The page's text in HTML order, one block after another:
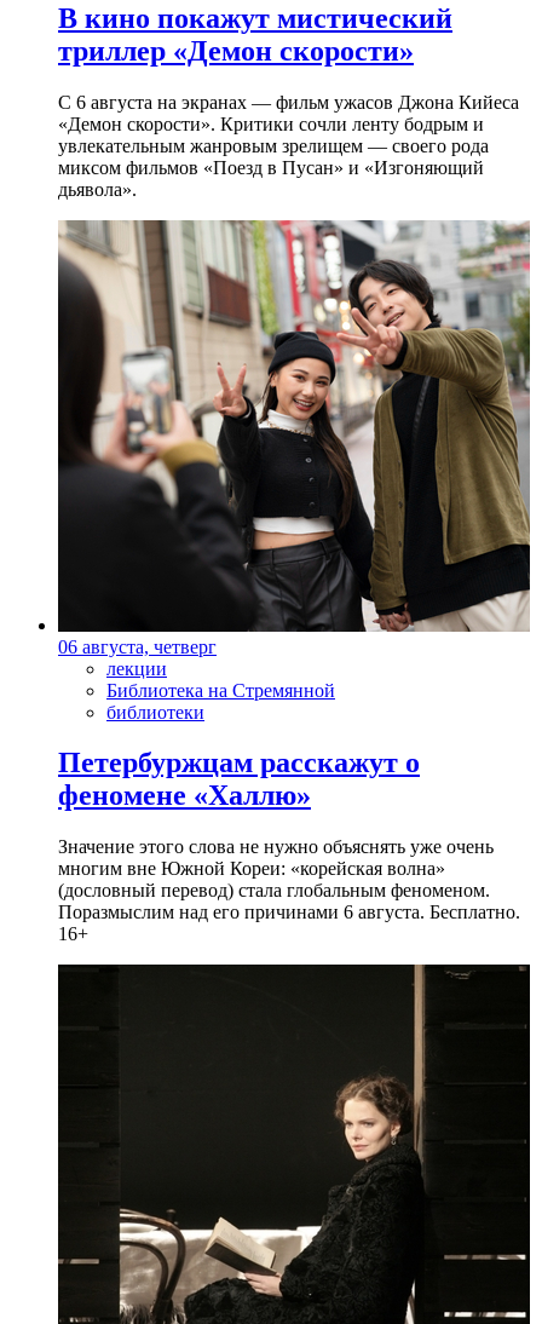
В кино покажут мистический
триллер «Демон скорости»
С 6 августа на экранах — фильм ужасов Джона Кийеса
«Демон скорости». Критики сочли ленту бодрым и
увлекательным жанровым зрелищeм — своего рода
миксом фильмов «Поезд в Пусан» и «Изгоняющий
дьявола».
06 августа, четверг
лекции
Библиотека на Стремянной
библиотеки
Петербуржцам расскажут о
феномене «Халлю»
Значение этого слова не нужно объяснять уже очень
многим вне Южной Кореи: «корейская волна»
(дословный перевод) стала глобальным феноменом.
Поразмыслим над его причинами 6 августа. Бесплатно.
16+